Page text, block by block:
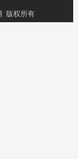
版权所有